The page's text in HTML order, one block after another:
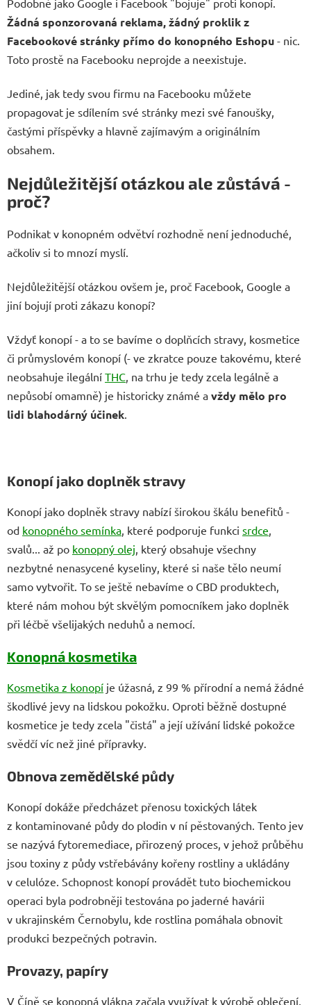
Podobně jako Google i Facebook "bojuje" proti konopí.
Žádná sponzorovaná reklama, žádný proklik z
Facebookové stránky přímo do konopného Eshopu - nic.
Toto prostě na Facebooku neprojde a neexistuje.
Jediné, jak tedy svou firmu na Facebooku můžete
propagovat je sdílením své stránky mezi své fanoušky,
častými příspěvky a hlavně zajímavým a originálním
obsahem.
Nejdůležitější otázkou ale zůstává -
proč?
Podnikat v konopném odvětví rozhodně není jednoduché,
ačkoliv si to mnozí myslí.
Nejdůležitější otázkou ovšem je, proč Facebook, Google a
jiní bojují proti zákazu konopí?
Vždyť konopí - a to se bavíme o doplňcích stravy, kosmetice
či průmyslovém konopí (- ve zkratce pouze takovému, které
neobsahuje ilegální THC, na trhu je tedy zcela legálně a
nepůsobí omamně) je historicky známé a vždy mělo pro
lidi blahodárný účinek.
Konopí jako doplněk stravy
Konopí jako doplněk stravy nabízí širokou škálu benefitů -
od konopného semínka, které podporuje funkci srdce,
svalů... až po konopný olej, který obsahuje všechny
nezbytné nenasycené kyseliny, které si naše tělo neumí
samo vytvořit. To se ještě nebavíme o CBD produktech,
které nám mohou být skvělým pomocníkem jako doplněk
při léčbě všelijakých neduhů a nemocí.
Konopná kosmetika
Kosmetika z konopí je úžasná, z 99 % přírodní a nemá žádné
škodlivé jevy na lidskou pokožku. Oproti běžně dostupné
kosmetice je tedy zcela "čistá" a její užívání lidské pokožce
svědčí víc než jiné přípravky.
Obnova zemědělské půdy
Konopí dokáže předcházet přenosu toxických látek
z kontaminované půdy do plodin v ní pěstovaných. Tento jev
se nazývá fytoremediace, přirozený proces, v jehož průběhu
jsou toxiny z půdy vstřebávány kořeny rostliny a ukládány
v celulóze. Schopnost konopí provádět tuto biochemickou
operaci byla podrobněji testována po jaderné havárii
v ukrajinském Černobylu, kde rostlina pomáhala obnovit
produkci bezpečných potravin.
Provazy, papíry
V Číně se konopná vlákna začala využívat k výrobě oblečení,